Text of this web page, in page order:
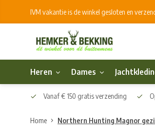
IVM vakantie is de winkel gesloten en
Heren Dames
Vanaf € 150 gratis verzending
Home Northern Hunting Magnor